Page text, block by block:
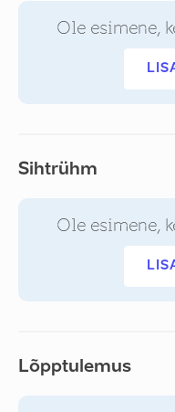
Ole esimene,
Sihtrühm
Ole esimene,
Lõpptulemus